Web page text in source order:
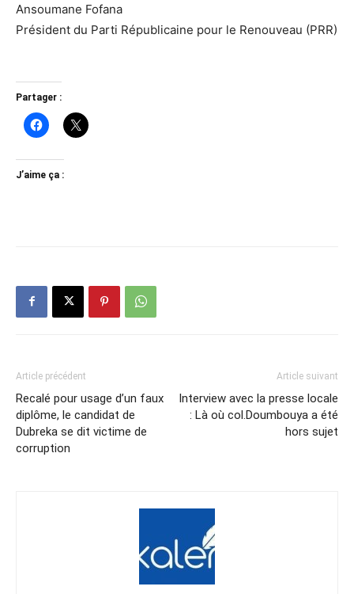
Ansoumane Fofana
Président du Parti Républicaine pour le Renouveau (PRR)
Partager :
J’aime ça :
Article précédent
Recalé pour usage d’un faux
diplôme, le candidat de
Dubreka se dit victime de
corruption
Article suivant
Interview avec la presse locale
: Là où col.Doumbouya a été
hors sujet